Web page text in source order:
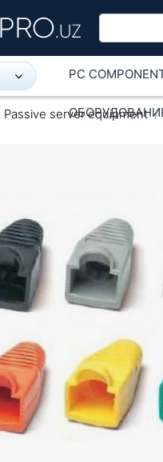
Wi-Fi
Power
PC
Passive server equipment